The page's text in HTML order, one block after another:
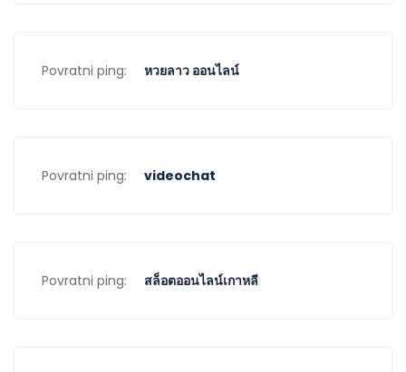
Povratni ping: หวยลาว ออนไลน์
Povratni ping: videochat
Povratni ping: สล็อตออนไลน์เกาหลี